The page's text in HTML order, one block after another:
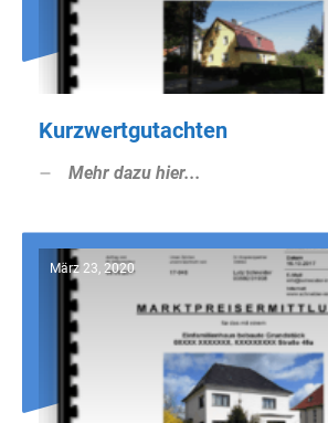
Kurzwertgutachten
Mehr dazu hier...
März 23, 2020